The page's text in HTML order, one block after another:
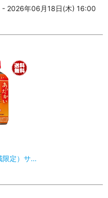
- 2026年06月18日(木) 16:00
限定）サ…